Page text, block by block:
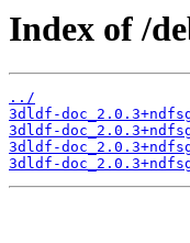
Index of /
../
3dldf-
3dldf-
3dldf-
3dldf-